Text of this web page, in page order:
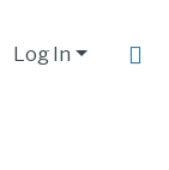
Log In